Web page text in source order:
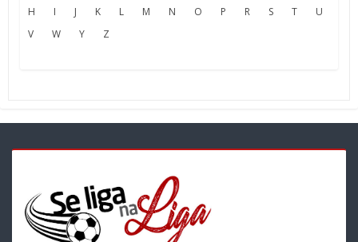
H
I J K L M N O P R S T
U
V
W Y Z